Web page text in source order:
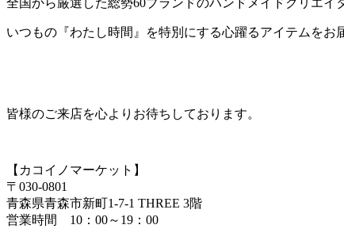
全国から厳選した総勢60ブランドのハンドメイドクリエ
いつもの『わたし時間』を特別にする心躍るアイテムをお
皆様のご来店を心よりお待ちしております。
【カコイノマーケット】
〒030-0801
青森県青森市新町1-7-1 THREE 3階
営業時間 10：00～19：00